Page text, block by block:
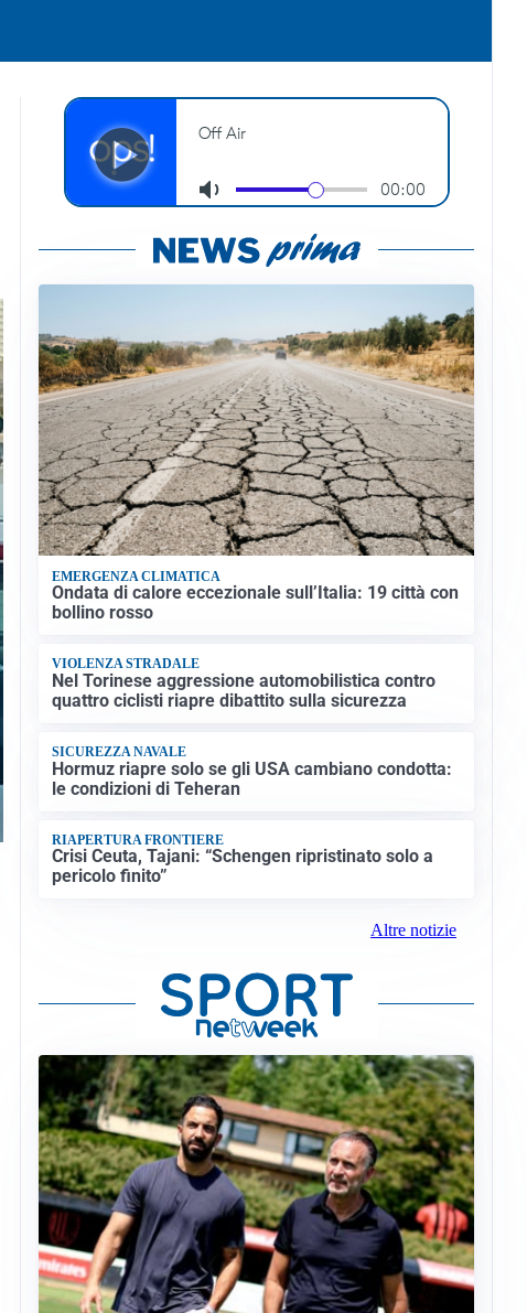
EMERGENZA CLIMATICA
Ondata di calore eccezionale sull’Italia: 19 città con
bollino rosso
VIOLENZA STRADALE
Nel Torinese aggressione automobilistica contro
quattro ciclisti riapre dibattito sulla sicurezza
SICUREZZA NAVALE
Hormuz riapre solo se gli USA cambiano condotta:
le condizioni di Teheran
RIAPERTURA FRONTIERE
Crisi Ceuta, Tajani: “Schengen ripristinato solo a
pericolo finito”
Altre notizie